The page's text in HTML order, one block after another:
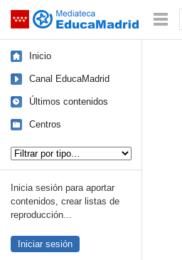
Saltar navegación
Inicio
Canal EducaMadrid
Últimos contenidos
Centros
Inicia sesión para aportar
contenidos, crear listas de
reproducción...
Iniciar sesión